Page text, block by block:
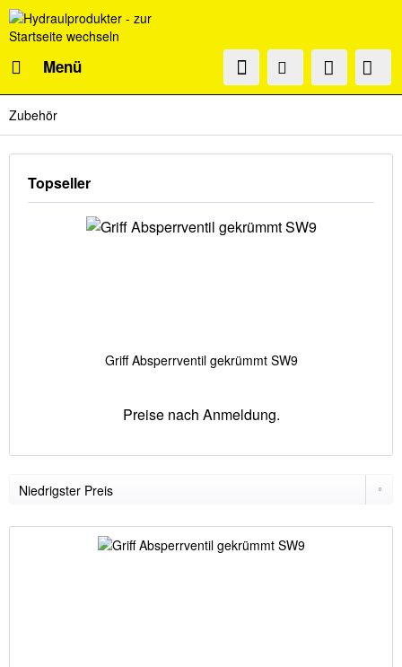
Menü
Zubehör
Topseller
Griff Absperrventil gekrümmt SW9
Preise nach Anmeldung.